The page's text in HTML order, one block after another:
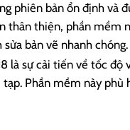
phiên bản ổn định và
thân thiện, phần mềm
bản vẽ nhanh chóng.
là sự cải tiến về tốc độ
Phần mềm này